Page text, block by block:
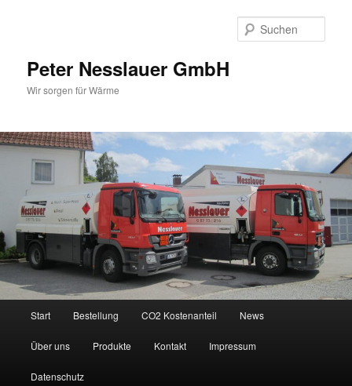
Peter Nesslauer GmbH
Wir sorgen für Wärme
Start Bestellung CO2 Kostenanteil News
Über uns Produkte Kontakt Impressum
Datenschutz